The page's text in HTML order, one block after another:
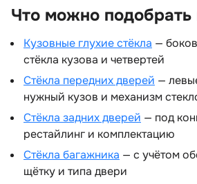
Что можно подобрать
Кузовные глухие стёкла —
стёкла кузова и четвертей
Стёкла передних дверей —
нужный кузов и механизм
Стёкла задних дверей — под
рестайлинг и комплектацию
Стёкла багажника — с учётом
щётку и типа двери